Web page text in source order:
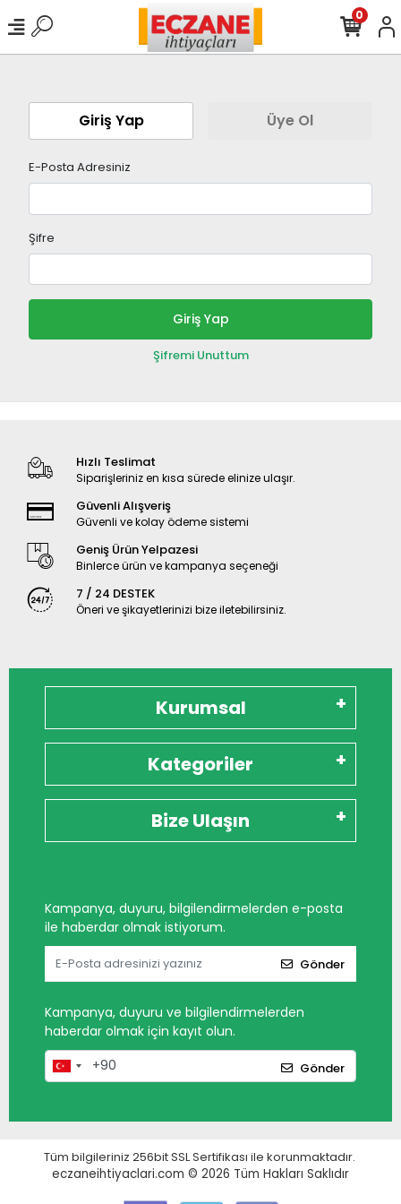
0
Giriş Yap Üye Ol
E-Posta Adresiniz
Şifre
Giriş Yap
Şifremi Unuttum
Hızlı Teslimat
Siparişleriniz en kısa sürede elinize ulaşır.
Güvenli Alışveriş
Güvenli ve kolay ödeme sistemi
Geniş Ürün Yelpazesi
Binlerce ürün ve kampanya seçeneği
7 / 24 DESTEK
Öneri ve şikayetlerinizi bize iletebilirsiniz.
Kurumsal
Kategoriler
Bize Ulaşın
Kampanya, duyuru, bilgilendirmelerden e-posta
ile haberdar olmak istiyorum.
Gönder
Kampanya, duyuru ve bilgilendirmelerden
haberdar olmak için kayıt olun.
Gönder
Tüm bilgileriniz 256bit SSL Sertifikası ile korunmaktadır.
eczaneihtiyaclari.com © 2026 Tüm Hakları Saklıdır